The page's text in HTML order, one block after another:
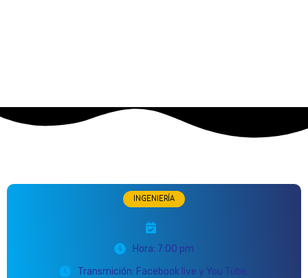
INGENIERÍA
Hora: 7:00 pm
Transmición: Facebook live y You Tube.